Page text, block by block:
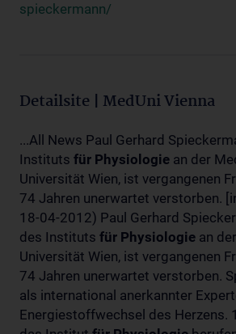
spieckermann/
Detailsite | MedUni Vienna
...All News Paul Gerhard
Instituts für Physiologie an der
Universität Wien, ist vergangenen
74 Jahren unerwartet verstorben.
18-04-2012) Paul Gerhard
des Instituts für Physiologie an
Universität Wien, ist vergangenen
74 Jahren unerwartet verstorben.
als international anerkannter
Energiestoffwechsel des Herzens.